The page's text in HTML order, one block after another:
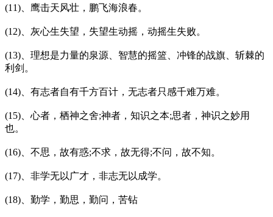
(11)、鹰击天风壮，鹏飞海浪春。
(12)、灰心生失望，失望生动摇，动摇生失败。
(13)、理想是力量的泉源、智慧的摇篮、冲锋的战旗、斩棘的
利剑。
(14)、有志者自有千方百计，无志者只感千难万难。
(15)、心者，栖神之舍;神者，知识之本;思者，神识之妙用
也。
(16)、不思，故有惑;不求，故无得;不问，故不知。
(17)、非学无以广才，非志无以成学。
(18)、勤学，勤思，勤问，苦钻